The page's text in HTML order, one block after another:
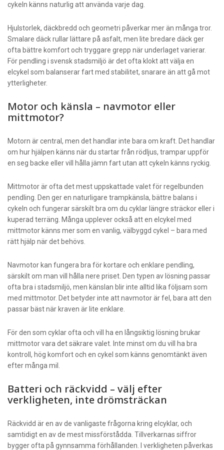
cykeln känns naturlig att använda varje dag.
Hjulstorlek, däckbredd och geometri påverkar mer än många tror.
Smalare däck rullar lättare på asfalt, men lite bredare däck ger
ofta bättre komfort och tryggare grepp när underlaget varierar.
För pendling i svensk stadsmiljö är det ofta klokt att välja en
elcykel som balanserar fart med stabilitet, snarare än att gå mot
ytterligheter.
Motor och känsla – navmotor eller
mittmotor?
Motorn är central, men det handlar inte bara om kraft. Det handlar
om hur hjälpen känns när du startar från rödljus, trampar uppför
en seg backe eller vill hålla jämn fart utan att cykeln känns ryckig.
Mittmotor är ofta det mest uppskattade valet för regelbunden
pendling. Den ger en naturligare trampkänsla, bättre balans i
cykeln och fungerar särskilt bra om du cyklar längre sträckor eller i
kuperad terräng. Många upplever också att en elcykel med
mittmotor känns mer som en vanlig, välbyggd cykel – bara med
rätt hjälp när det behövs.
Navmotor kan fungera bra för kortare och enklare pendling,
särskilt om man vill hålla nere priset. Den typen av lösning passar
ofta bra i stadsmiljö, men känslan blir inte alltid lika följsam som
med mittmotor. Det betyder inte att navmotor är fel, bara att den
passar bäst när kraven är lite enklare.
För den som cyklar ofta och vill ha en långsiktig lösning brukar
mittmotor vara det säkrare valet. Inte minst om du vill ha bra
kontroll, hög komfort och en cykel som känns genomtänkt även
efter många mil.
Batteri och räckvidd – välj efter
verkligheten, inte drömsträckan
Räckvidd är en av de vanligaste frågorna kring elcyklar, och
samtidigt en av de mest missförstådda. Tillverkarnas siffror
bygger ofta på gynnsamma förhållanden. I verkligheten påverkas